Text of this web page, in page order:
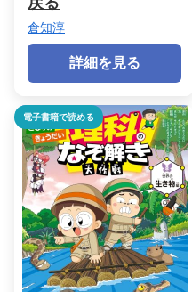
倉知淳
詳細を見る
電子書籍で読める